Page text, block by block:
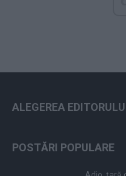
ALEGEREA
POSTĂRI POPULARE